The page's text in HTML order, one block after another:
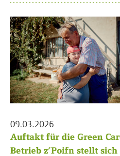
09.03.2026
Auftakt für die Green
Betrieb z’Poifn stellt sich